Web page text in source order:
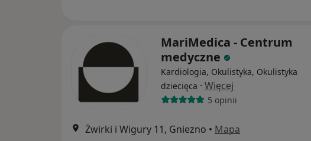
MariMedica - Centrum
medyczne
Kardiologia, Okulistyka, Okulistyka
dziecięca · Więcej
5 opinii
Żwirki i Wigury 11, Gniezno • Mapa